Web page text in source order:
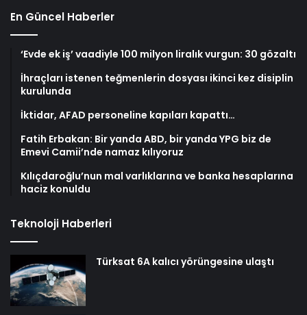
En Güncel Haberler
‘Evde ek iş’ vaadiyle 100 milyon liralık vurgun: 30 gözaltı
İhraçları istenen teğmenlerin dosyası ikinci kez disiplin
kurulunda
İktidar, AFAD personeline kapıları kapattı…
Fatih Erbakan: Bir yanda ABD, bir yanda YPG biz de
Emevi Camii’nde namaz kılıyoruz
Kılıçdaroğlu’nun mal varlıklarına ve banka hesaplarına
haciz konuldu
Teknoloji Haberleri
Türksat 6A kalıcı yörüngesine ulaştı